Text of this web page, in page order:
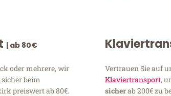
| ab 80€
oder mehrere, wir
beim
preiswert ab 80€.
Vertrauen Sie auf
Klaviertransport,
sicherab 200€ zu